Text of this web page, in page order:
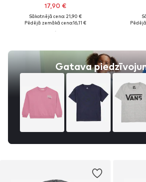
17,90 €
Sākotnējā cena: 21,90 €
Pēdējā zemākā cena:16,11 €
Gatava